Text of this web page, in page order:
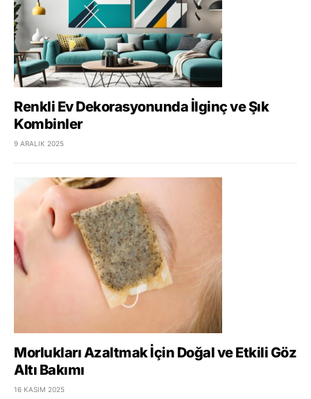
Renkli Ev Dekorasyonunda İlginç ve Şık
Kombinler
9 ARALIK 2025
Morlukları Azaltmak İçin Doğal ve Etkili Göz
Altı Bakımı
16 KASIM 2025